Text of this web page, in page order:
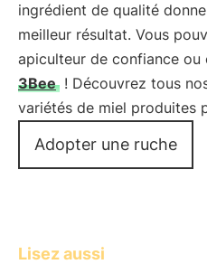
ingrédient de qualité
meilleur résultat. Vous
apiculteur de confiance ou
3Bee ! Découvrez tous
variétés de miel produites
Adopter une ruche
Lisez aussi